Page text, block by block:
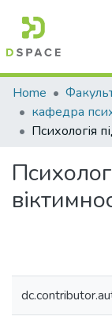
Communities &
All of DSpace
Home